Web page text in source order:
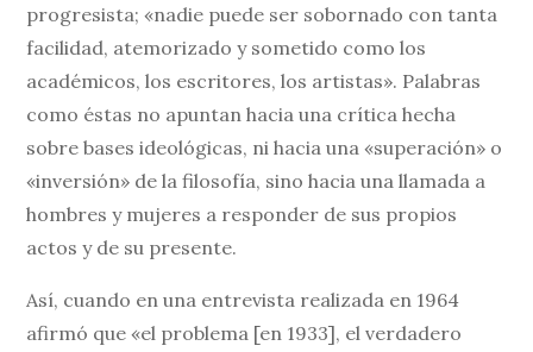
progresista; «nadie puede ser sobornado con tanta
facilidad, atemorizado y sometido como los
académicos, los escritores, los artistas». Palabras
como éstas no apuntan hacia una crítica hecha
sobre bases ideológicas, ni hacia una «superación» o
«inversión» de la filosofía, sino hacia una llamada a
hombres y mujeres a responder de sus propios
actos y de su presente.
Así, cuando en una entrevista realizada en 1964
afirmó que «el problema [en 1933], el verdadero